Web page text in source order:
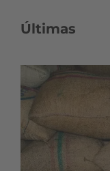
Últimas